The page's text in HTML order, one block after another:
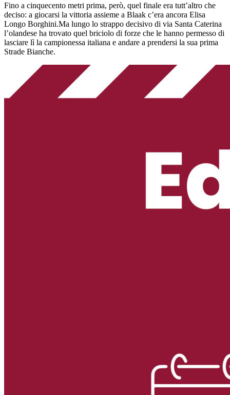
Fino a cinquecento metri prima, però, quel finale era tutt’altro che
deciso: a giocarsi la vittoria assieme a Blaak c’era ancora Elisa
Longo Borghini.Ma lungo lo strappo decisivo di via Santa Caterina
l’olandese ha trovato quel briciolo di forze che le hanno permesso di
lasciare lì la campionessa italiana e andare a prendersi la sua prima
Strade Bianche.